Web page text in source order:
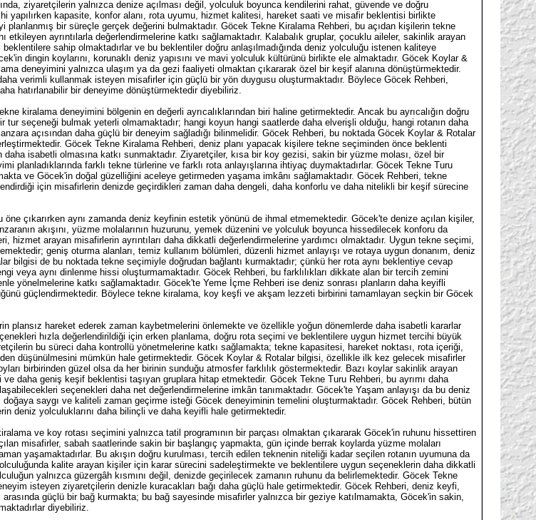
ziyaretçilerin yalnızca denize açılması değil, yolculuk boyunca kendilerini rahat, güvende ve doğru
yapılırken kapasite, konfor alanı, rota uyumu, hizmet kalitesi, hareket saati ve misafir beklentisi birlikte
bir süreçle gerçek değerini bulmaktadır. Göcek Tekne Kiralama Rehberi, bu açıdan kişilerin tekne
ayrıntılarla değerlendirmelerine katkı sağlamaktadır. Kalabalık gruplar, çocuklu aileler, sakinlik arayan
sahip olmaktadırlar ve bu beklentiler doğru anlaşılmadığında deniz yolculuğu istenen kaliteye
dingin koylarını, korunaklı deniz yapısını ve mavi yolculuk kültürünü birlikte ele almaktadır. Göcek Koylar &
deneyimini yalnızca ulaşım ya da gezi faaliyeti olmaktan çıkararak özel bir keşif alanına dönüştürmektedir.
verimli kullanmak isteyen misafirler için güçlü bir yön duygusu oluşturmaktadır. Böylece Göcek Rehberi,
hatırlanabilir bir deneyime dönüştürmektedir diyebiliriz.
kiralama deneyimini bölgenin en değerli ayrıcalıklarından biri haline getirmektedir. Ancak bu ayrıcalığın doğru
seçeneği bulmak yeterli olmamaktadır; hangi koyun hangi saatlerde daha elverişli olduğu, hangi rotanın daha
açısından daha güçlü bir deneyim sağladığı bilinmelidir. Göcek Rehberi, bu noktada Göcek Koylar & Rotalar
Göcek Tekne Kiralama Rehberi, deniz planı yapacak kişilere tekne seçiminden önce beklenti
daha isabetli olmasına katkı sunmaktadır. Ziyaretçiler, kısa bir koy gezisi, sakin bir yüzme molası, özel bir
planladıklarında farklı tekne türlerine ve farklı rota anlayışlarına ihtiyaç duymaktadırlar. Göcek Tekne Turu
ve Göcek'in doğal güzelliğini aceleye getirmeden yaşama imkânı sağlamaktadır. Göcek Rehberi, tekne
için misafirlerin denizde geçirdikleri zaman daha dengeli, daha konforlu ve daha nitelikli bir keşif sürecine
çıkarırken aynı zamanda deniz keyfinin estetik yönünü de ihmal etmemektedir. Göcek'te denize açılan kişiler,
akışını, yüzme molalarının huzurunu, yemek düzenini ve yolculuk boyunca hissedilecek konforu da
hizmet arayan misafirlerin ayrıntıları daha dikkatli değerlendirmelerine yardımcı olmaktadır. Uygun tekne seçimi,
geniş oturma alanları, temiz kullanım bölümleri, düzenli hizmet anlayışı ve rotaya uygun donanım, deniz
bilgisi de bu noktada tekne seçimiyle doğrudan bağlantı kurmaktadır; çünkü her rota aynı beklentiye cevap
veya aynı dinlenme hissi oluşturmamaktadır. Göcek Rehberi, bu farklılıkları dikkate alan bir tercih zemini
yönelmelerine katkı sağlamaktadır. Göcek'te Yeme İçme Rehberi ise deniz sonrası planların daha keyifli
güçlendirmektedir. Böylece tekne kiralama, koy keşfi ve akşam lezzeti birbirini tamamlayan seçkin bir Göcek
plansız hareket ederek zaman kaybetmelerini önlemekte ve özellikle yoğun dönemlerde daha isabetli kararlar
hızla değerlendirildiği için erken planlama, doğru rota seçimi ve beklentilere uygun hizmet tercihi büyük
bu süreci daha kontrollü yönetmelerine katkı sağlamakta; tekne kapasitesi, hareket noktası, rota içeriği,
düşünülmesini mümkün hale getirmektedir. Göcek Koylar & Rotalar bilgisi, özellikle ilk kez gelecek misafirler
birbirinden güzel olsa da her birinin sunduğu atmosfer farklılık göstermektedir. Bazı koylar sakinlik arayan
daha geniş keşif beklentisi taşıyan gruplara hitap etmektedir. Göcek Tekne Turu Rehberi, bu ayrımı daha
seçenekleri daha net değerlendirmelerine imkân tanımaktadır. Göcek'te Yaşam anlayışı da bu deniz
saygı ve kaliteli zaman geçirme isteği Göcek deneyiminin temelini oluşturmaktadır. Göcek Rehberi, bütün
deniz yolculuklarını daha bilinçli ve daha keyifli hale getirmektedir.
ve koy rotası seçimini yalnızca tatil programının bir parçası olmaktan çıkararak Göcek'in ruhunu hissettiren
misafirler, sabah saatlerinde sakin bir başlangıç yapmakta, gün içinde berrak koylarda yüzme molaları
yaşamaktadırlar. Bu akışın doğru kurulması, tercih edilen teknenin niteliği kadar seçilen rotanın uyumuna da
kalite arayan kişiler için karar sürecini sadeleştirmekte ve beklentilere uygun seçeneklerin daha dikkatli
yalnızca güzergâh kısmını değil, denizde geçirilecek zamanın ruhunu da belirlemektedir. Göcek Tekne
isteyen ziyaretçilerin denizle kuracakları bağı daha güçlü hale getirmektedir. Göcek Rehberi, deniz keyfi,
güçlü bir bağ kurmakta; bu bağ sayesinde misafirler yalnızca bir geziye katılmamakta, Göcek'in sakin,
diyebiliriz.